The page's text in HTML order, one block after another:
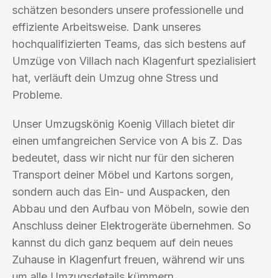
schätzen besonders unsere professionelle und
effiziente Arbeitsweise. Dank unseres
hochqualifizierten Teams, das sich bestens auf
Umzüge von Villach nach Klagenfurt spezialisiert
hat, verläuft dein Umzug ohne Stress und
Probleme.
Unser Umzugskönig Koenig Villach bietet dir
einen umfangreichen Service von A bis Z. Das
bedeutet, dass wir nicht nur für den sicheren
Transport deiner Möbel und Kartons sorgen,
sondern auch das Ein- und Auspacken, den
Abbau und den Aufbau von Möbeln, sowie den
Anschluss deiner Elektrogeräte übernehmen. So
kannst du dich ganz bequem auf dein neues
Zuhause in Klagenfurt freuen, während wir uns